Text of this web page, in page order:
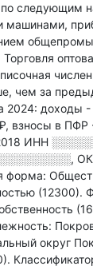
следующим
машинами,
чем за
2024: доходы -
взносы в ПФР
ИНН
,
форма:
(12300).
округ